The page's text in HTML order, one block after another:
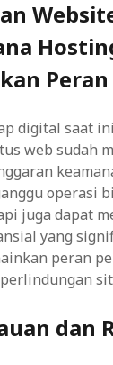
digital saat
web sudah
operasi
juga dapat
yang
peran
dan